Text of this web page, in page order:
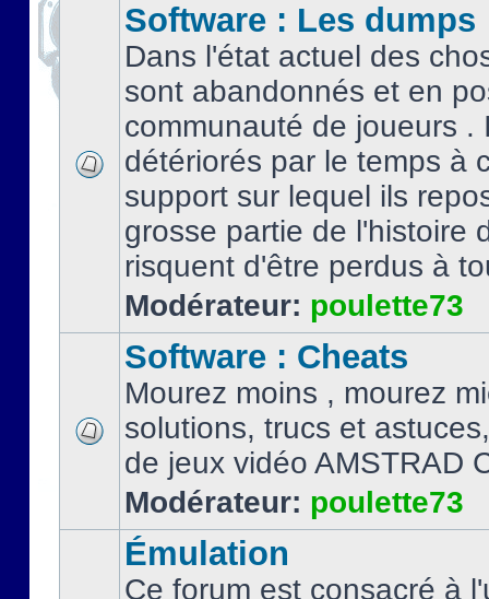
Software : Les dumps
Dans l'état actuel des
sont abandonnés et en
communauté de joueurs .
détériorés par le temps à
support sur lequel ils
grosse partie de l'histoire
risquent d'être perdus à
Modérateur: poulette73
Software : Cheats
Mourez moins , mourez
solutions, trucs et
de jeux vidéo AMSTRAD
Modérateur: poulette73
Émulation
Ce forum est consacré à